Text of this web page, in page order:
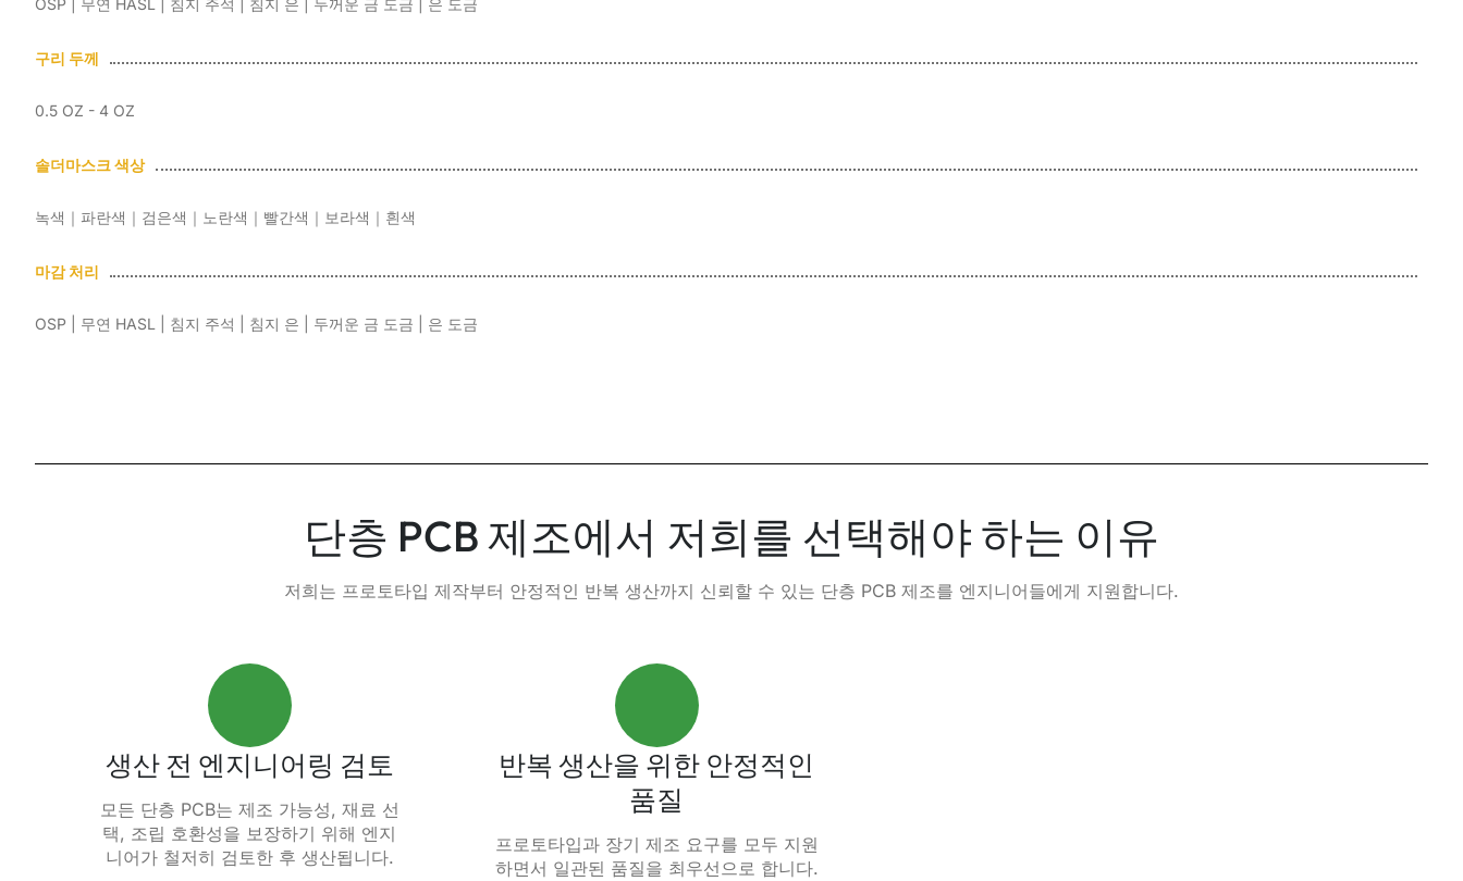
OSP | 무연 HASL | 침지 주석 | 침지 은 | 두꺼운 금 도금 | 은 도금
구리 두께
0.5 OZ - 4 OZ
솔더마스크 색상
녹색｜파란색｜검은색｜노란색｜빨간색｜보라색｜흰색
마감 처리
OSP | 무연 HASL | 침지 주석 | 침지 은 | 두꺼운 금 도금 | 은 도금
단층 PCB 제조에서 저희를 선택해야 하는 이유
저희는 프로토타입 제작부터 안정적인 반복 생산까지 신뢰할 수 있는 단층 PCB 제조를 엔지니어들에게 지원합니다.
생산 전 엔지니어링 검토
모든 단층 PCB는 제조 가능성, 재료 선
택, 조립 호환성을 보장하기 위해 엔지
니어가 철저히 검토한 후 생산됩니다.
반복 생산을 위한 안정적인
품질
프로토타입과 장기 제조 요구를 모두 지원
하면서 일관된 품질을 최우선으로 합니다.